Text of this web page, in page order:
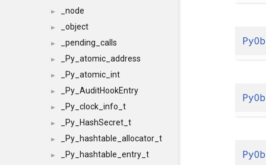
► _node
► _object
► _pending_calls
► _Py_atomic_address
► _Py_atomic_int
► _Py_AuditHookEntry
► _Py_clock_info_t
► _Py_HashSecret_t
► _Py_hashtable_allocator_t
► _Py_hashtable_entry_t